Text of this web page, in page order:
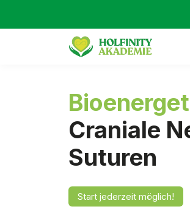
Craniale
Suturen
Start jederzeit möglich!